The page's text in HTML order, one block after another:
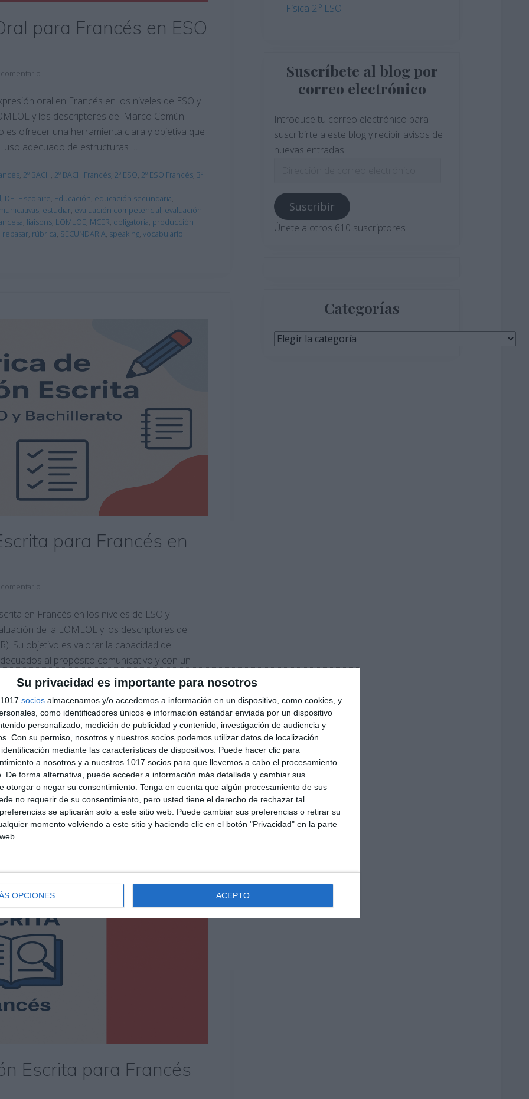
Su privacidad es importante para nosotros
socios almacenamos y/o accedemos a información en un dispositivo, como cookies, y
como identificadores únicos e información estándar enviada por un dispositivo
personalizado, medición de publicidad y contenido, investigación de audiencia y
Con su permiso, nosotros y nuestros socios podemos utilizar datos de localización
mediante las características de dispositivos. Puede hacer clic para
a nosotros y a nuestros 1017 socios para que llevemos a cabo el procesamiento
De forma alternativa, puede acceder a información más detallada y cambiar sus
otorgar o negar su consentimiento. Tenga en cuenta que algún procesamiento de sus
no requerir de su consentimiento, pero usted tiene el derecho de rechazar tal
se aplicarán solo a este sitio web. Puede cambiar sus preferencias o retirar su
momento volviendo a este sitio y haciendo clic en el botón "Privacidad" en la parte
OPCIONES ACEPTO
para Francés en ESO
oral en Francés en los niveles de ESO y
y los descriptores del Marco Común
es ofrecer una herramienta clara y objetiva que
uso adecuado de estructuras …
, 2º BACH, 2º BACH Francés, 2º ESO, 2º ESO Francés, 3º
, DELF scolaire, Educación, educación secundaria,
, estudiar, evaluación competencial, evaluación
, liaisons, LOMLOE, MCER, obligatoria, producción
repasar, rúbrica, SECUNDARIA, speaking, vocabulario
para Francés en
en Francés en los niveles de ESO y
de la LOMLOE y los descriptores del
Su objetivo es valorar la capacidad del
al propósito comunicativo y con un
,2º BACH,2º BACH Francés, 2º ESO,2º ESO Francés,3º
,DELF scolaire,Educación,educación secundaria,
,escritura en francés ,ESO,estudiar,evaluación
,francés,gramática francesa,LOMLOE,MCER, obligatoria,
,recursos educativos,registro formal,repasar,
Escrita para Francés
Física 2.º ESO
Suscríbete al blog por
correo electrónico
Introduce tu correo electrónico para
suscribirte a este blog y recibir avisos de
nuevas entradas.
correo
electrónico
Suscribir
Únete a otros 610 suscriptores
Categorías
Categorías